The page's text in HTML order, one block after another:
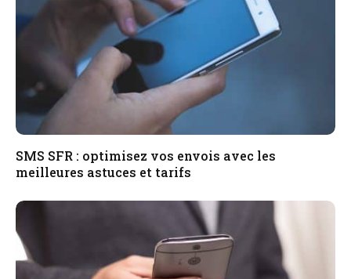
SMS SFR : optimisez vos envois avec les
meilleures astuces et tarifs